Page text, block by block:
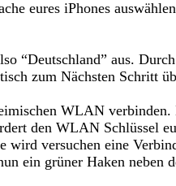
eures iPhones
“Deutschland” aus.
zum Nächsten Schritt
WLAN
den WLAN Schlüssel
wird versuchen eine
ein grüner Haken neben